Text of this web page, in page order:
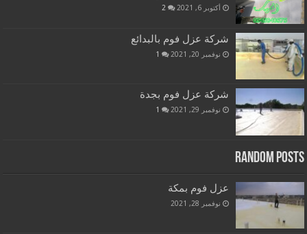
أكتوبر 6, 2021 2
شركة عزل فوم بالبدائع
نوفمبر 20, 2021 1
شركة عزل فوم بجدة
نوفمبر 29, 2021 1
Random Posts
عزل فوم بمكة
نوفمبر 28, 2021